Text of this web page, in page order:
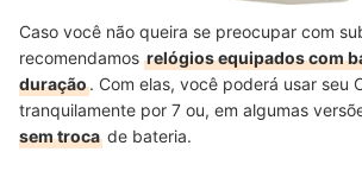
Caso você não queira se preocupar com
recomendamos relógios equipados com
duração. Com elas, você poderá usar seu
tranquilamente por 7 ou, em algumas
sem troca de bateria.